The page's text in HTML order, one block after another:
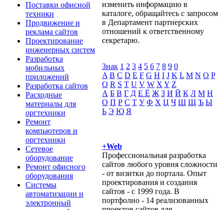
Поставки офисной
техники
Продвижение и
реклама сайтов
Проектирование
инженерных систем
Разработка
мобильных
приложений
Разработка сайтов
Расходные
материалы для
оргтехники
Ремонт
компьютеров и
оргтехники
Сетевое
оборудование
Ремонт офисного
оборудования
Системы
автоматизации и
электронный
изменить информацию в
каталоге, обращайтесь с запросом
в Департамент партнерских
отношений к ответственному
секретарю.
Знак 1 2 3 4 5 6 7 8 9 0
A B C D E F G H I J K L M N O P
Q R S T U V W X Y Z
А Б В Г Д Е Ё Ж З И Й К Л М Н
О П Р С Т У Ф Х Ц Ч Ш Щ Ъ Ы
Ь Э Ю Я
+Web
Профессиональная разработка
сайтов любого уровня сложности
- от визитки до портала. Опыт
проектирования и создания
сайтов - с 1999 года. В
портфолио - 14 реализованных